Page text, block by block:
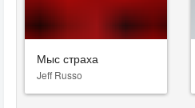
Мыс страха
Jeff Russo